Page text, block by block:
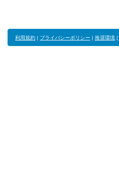
利用規約 | プライバシーポリシー | 推奨環境 |